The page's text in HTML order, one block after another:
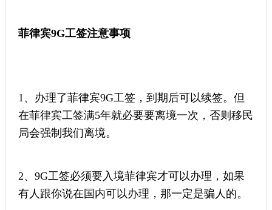
菲律宾9G工签注意事项
1、办理了菲律宾9G工签，到期后可以续签。但
在菲律宾工签满5年就必要要离境一次，否则移民
局会强制我们离境。
2、9G工签必须要入境菲律宾才可以办理，如果
有人跟你说在国内可以办理，那一定是骗人的。